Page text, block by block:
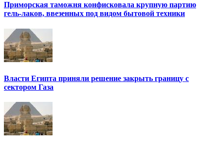
Приморская таможня конфисковала крупную партию
гель-лаков, ввезенных под видом бытовой техники
Власти Египта приняли решение закрыть границу с
сектором Газа